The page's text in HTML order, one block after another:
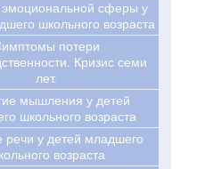
эмоциональной сферы у
школьного возраста
потери
Кризис семи
лет.
мышления у детей
школьного возраста
речи у детей младшего
возраста